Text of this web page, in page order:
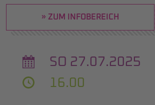
» ZUM INFOBEREICH
SO 27.07.2025
16.00